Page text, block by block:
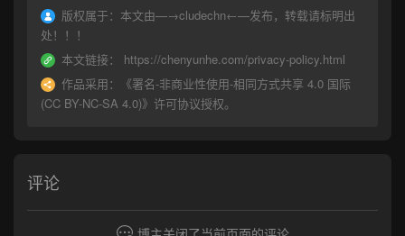
版权属于： 本文由—→cludechn←—发布，转载请标明出
处！！！
本文链接：
https://chenyunhe.com/privacy-policy.html
作品采用：
《署名-非商业性使用-相同方式共享 4.0 国际
(CC BY-NC-SA 4.0)》许可协议授权。
评论